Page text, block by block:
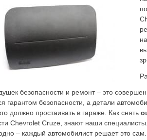
безопасности и ремонт – это
гарантом безопасности, а детали
должно простаивать в гараже. Как снять
Chevrolet Cruze, знают наши
– каждый автомобилист решает это сам.